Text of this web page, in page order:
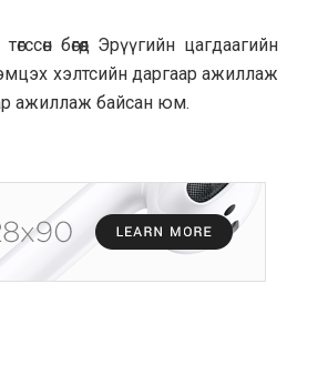
бөгөөд Эрүүгийн цагдаагийн
тэмцэх хэлтсийн даргаар ажиллаж
ажиллаж байсан юм.